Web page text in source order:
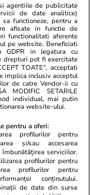
Unica.ro
Nu și ei! S-au
căsnicie! Cei doi
secret. Nimeni
motiv al
rezervate
agentiile de publicitate
de date analitice)
functioneze, pentru a
afisate in functie de
functionalitati aferente
pe website. Beneficiati
in legatura cu
drepturi pot fi exercitate
TOATE”, acceptati
implica inclusiv acceptul
de catre Vendor-ii cu
MODIFIC SETARILE
individual, mai putin
website-ului.
pentru a oferi:
profilurilor pentru
și/sau accesarea
serviciilor.
profilurilor pentru
profilurilor pentru
conținutului.
de date din surse